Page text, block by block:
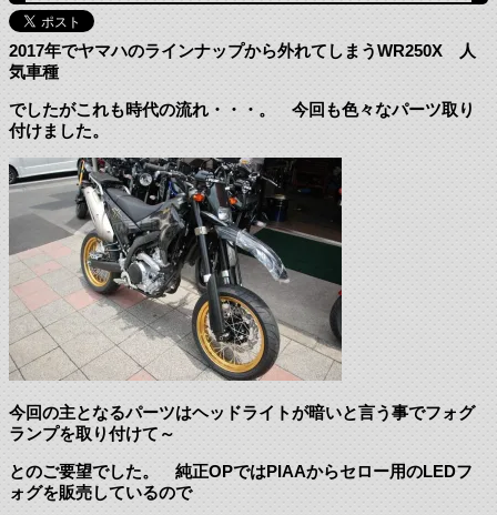
2017年でヤマハのラインナップから外れてしまうWR250X 人
気車種
でしたがこれも時代の流れ・・・。 今回も色々なパーツ取り
付けました。
今回の主となるパーツはヘッドライトが暗いと言う事でフォグ
ランプを取り付けて～
とのご要望でした。 純正OPではPIAAからセロー用のLEDフ
ォグを販売しているので